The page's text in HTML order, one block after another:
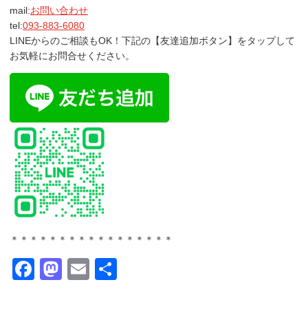
mail:お問い合わせ
tel:093-883-6080
LINEからのご相談もOK！下記の【友達追加ボタン】をタップして
お気軽にお問合せください。
＊＊＊＊＊＊＊＊＊＊＊＊＊＊＊＊＊
Facebook
Mastodon
Email